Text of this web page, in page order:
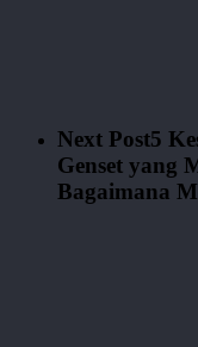
Next Post5
Genset yang
Bagaimana